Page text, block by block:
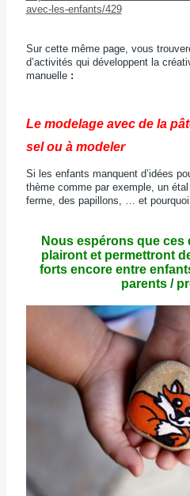
avec-les-enfants/429
Sur cette même page, vous
d’activités qui développent la
manuelle :
Lemodelage avec de la
sel ou à modeler
Si les enfants manquent d’idées
thème comme par exemple, un
ferme, des papillons, … et
Nous espérons que
plairont et permettront
forts encore entre
parents /